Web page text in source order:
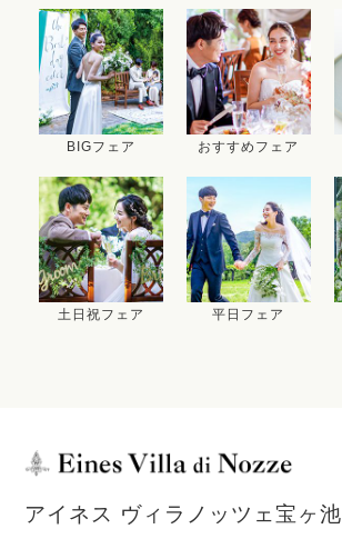
BIGフェア おすすめフェア
土日祝フェア 平日フェア
アイネス ヴィラノッツェ宝ヶ池